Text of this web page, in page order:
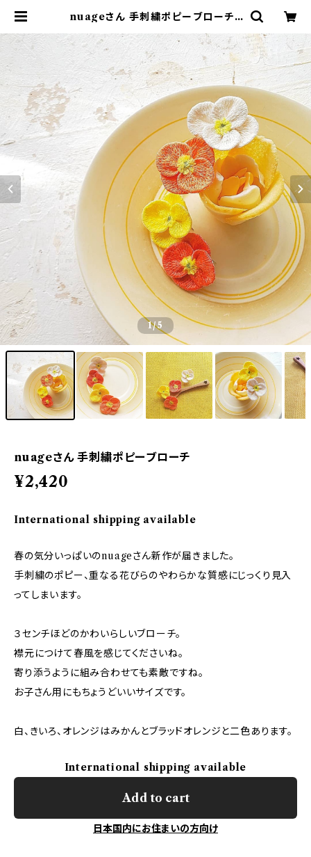
nuageさん 手刺繍ポピーブローチ |
1/5
nuageさん 手刺繍ポピーブローチ
¥2,420
International shipping available
春の気分いっぱいのnuageさん新作が届きました。
手刺繍のポピー、重なる花びらのやわらかな質感にじっくり見入
ってしまいます。
３センチほどのかわいらしいブローチ。
襟元につけて春風を感じてくださいね。
寄り添うように組み合わせても素敵ですね。
お子さん用にもちょうどいいサイズです。
白、きいろ、オレンジはみかんとブラッドオレンジと二色あります。
International shipping available
Add to cart
日本国内にお住まいの方向け